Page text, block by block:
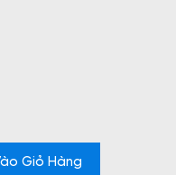
Giỏ Hàng